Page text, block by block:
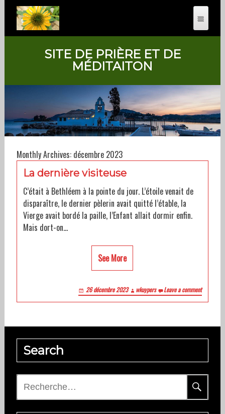
SITE DE PRIÈRE ET DE
MÉDITAITON
Monthly Archives: décembre 2023
La dernière visiteuse
C’était à Bethléem à la pointe du jour. L’étoile venait de
disparaître, le dernier pèlerin avait quitté l’étable, la
Vierge avait bordé la paille, l’Enfant allait dormir enfin.
Mais dort-on…
See More
26 décembre 2023 wkuypers Leave a comment
Search
Rechercher :